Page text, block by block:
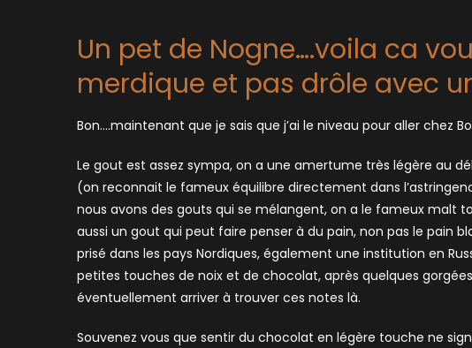
Un pet de Nogne….voila ca
merdique et pas drôle avec
Bon….maintenant que je sais que j’ai le niveau pour aller chez
Le gout est assez sympa, on a une amertume très légère au
(on reconnait le fameux équilibre directement dans
nous avons des gouts qui se mélangent, on a le fameux malt
aussi un gout qui peut faire penser à du pain, non pas le pain
prisé dans les pays Nordiques, également une institution en
petites touches de noix et de chocolat, après quelques
éventuellement arriver à trouver ces notes là.
Souvenez vous que sentir du chocolat en légère touche ne